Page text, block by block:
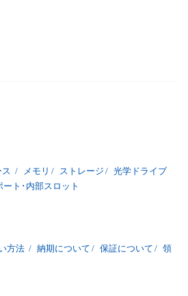
/ メモリ / ストレージ / 光学ドライブ
ート･内部スロット
方法 / 納期について / 保証について / 領